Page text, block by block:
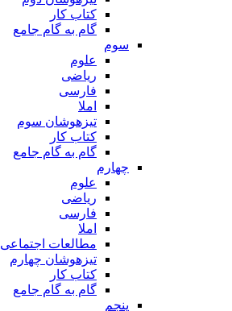
کتاب کار
گام به گام جامع
سوم
علوم
ریاضی
فارسی
املا
تیزهوشان سوم
کتاب کار
گام به گام جامع
چهارم
علوم
ریاضی
فارسی
املا
مطالعات اجتماعی
تیزهوشان چهارم
کتاب کار
گام به گام جامع
پنجم